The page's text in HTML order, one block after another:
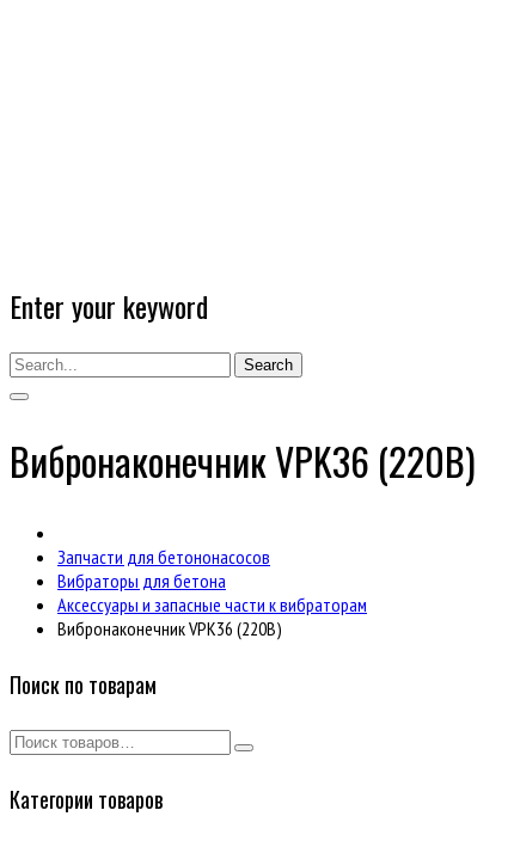
Enter your keyword
Search
Вибронаконечник VPK36 (220В)
Запчасти для бетононасосов
Вибраторы для бетона
Аксессуары и запасные части к вибраторам
Вибронаконечник VPK36 (220В)
Поиск по товарам
Категории товаров